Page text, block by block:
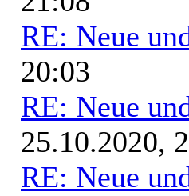
RE: Neue
20:03
RE: Neue
25.10.2020,
RE: Neue